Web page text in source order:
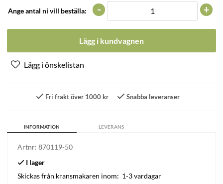
Ange antal ni vill beställa: +
-
Lägg i kundvagnen
Fri frakt över 1000 kr Snabba leveranser
INFORMATION LEVERANS
Artnr: 870119-50
Skickas från kransmakaren inom: 1-3 vardagar